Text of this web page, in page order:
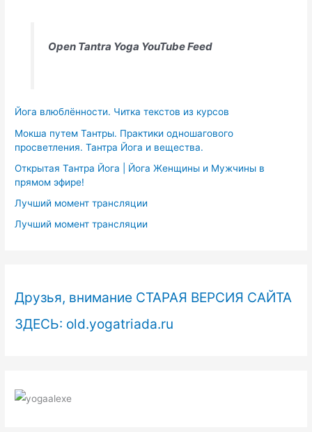
Open Tantra Yoga YouTube Feed
Йога влюблённости. Читка текстов из курсов
Мокша путем Тантры. Практики одношагового
просветления. Тантра Йога и вещества.
Открытая Тантра Йога | Йога Женщины и Мужчины в
прямом эфире!
Лучший момент трансляции
Лучший момент трансляции
Друзья, внимание СТАРАЯ ВЕРСИЯ САЙТА
ЗДЕСЬ: old.yogatriada.ru